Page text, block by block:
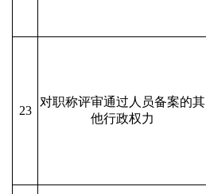
23
对职称评审通过人员备案的其
他行政权力